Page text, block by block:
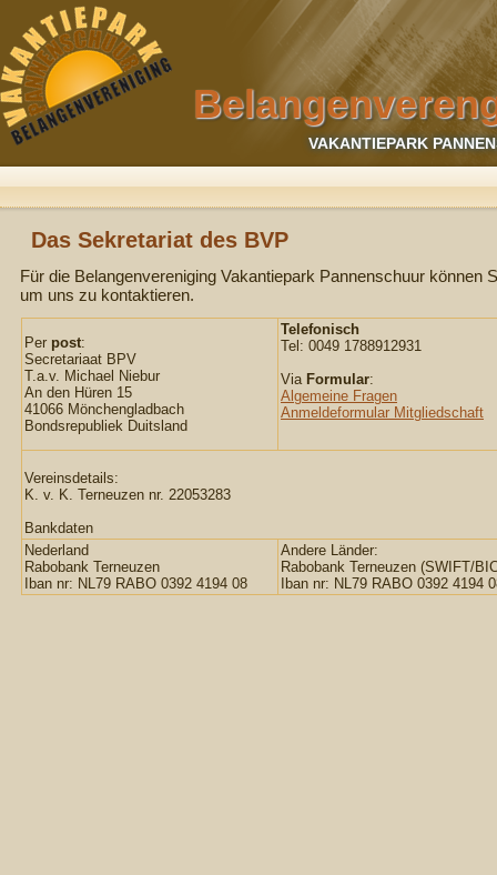
VAKANTIEPARK
Das Sekretariat des BVP
Für die Belangenvereniging Vakantiepark Pannenschuur können
um uns zu kontaktieren.
Per post:
Secretariaat BPV
T.a.v. Michael Niebur
An den Hüren 15
41066 Mönchengladbach
Bondsrepubliek Duitsland
Telefonisch
Tel: 0049 1788912931
Via Formular:
Algemeine Fragen
Anmeldeformular Mitgliedschaft
Vereinsdetails:
K. v. K. Terneuzen nr. 22053283
Bankdaten
Nederland
Rabobank Terneuzen
Iban nr: NL79 RABO 0392 4194 08
Andere Länder:
Rabobank Terneuzen (SWIFT/
Iban nr: NL79 RABO 0392 4194